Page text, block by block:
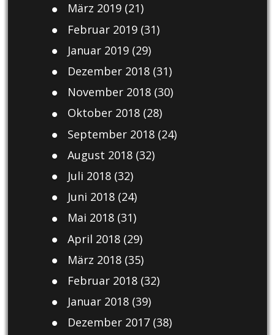
März 2019(21)
Februar 2019(31)
Januar 2019(29)
Dezember 2018(31)
November 2018(30)
Oktober 2018(28)
September 2018(24)
August 2018(32)
Juli 2018(32)
Juni 2018(24)
Mai 2018(31)
April 2018(29)
März 2018(35)
Februar 2018(32)
Januar 2018(39)
Dezember 2017(38)